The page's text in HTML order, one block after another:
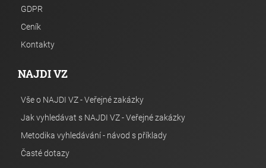
GDPR
Ceník
Kontakty
NAJDI VZ
Vše o NAJDI VZ - Veřejné zakázky
Jak vyhledávat s NAJDI VZ - Veřejné zakázky
Metodika vyhledávání - návod s příklady
Časté dotazy